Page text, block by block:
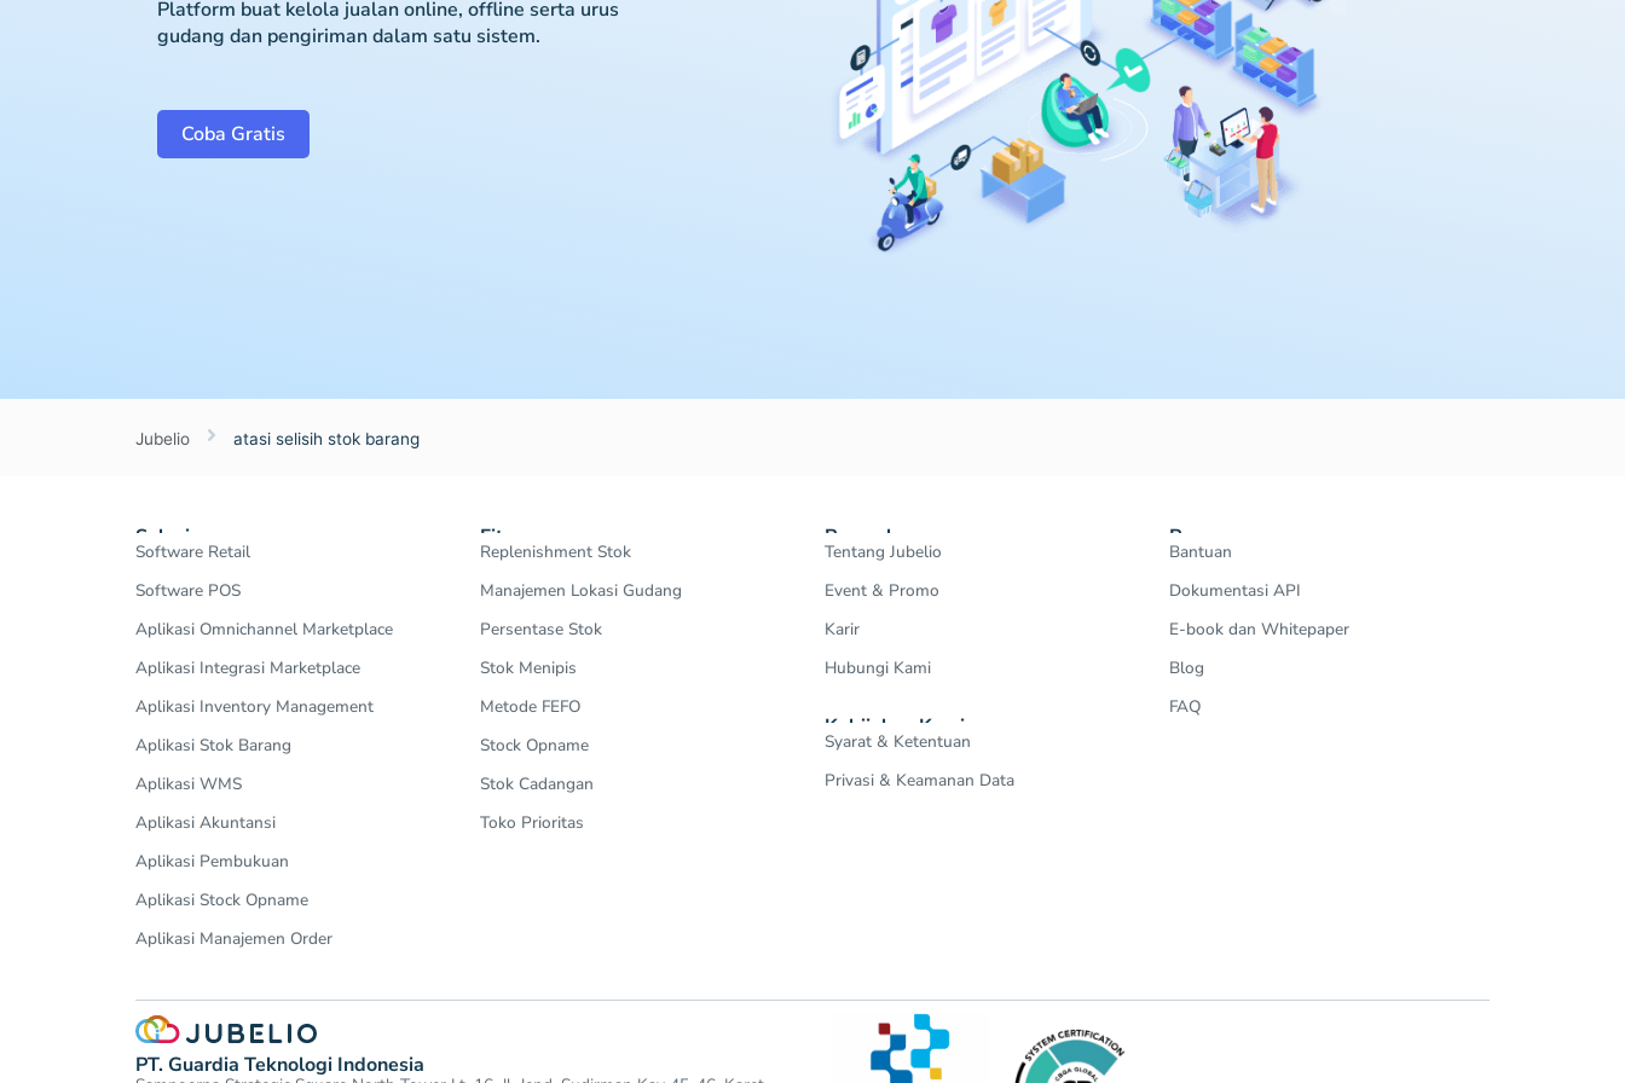
Platform buat kelola jualan online, offline serta urus
gudang dan pengiriman dalam satu sistem.
Coba Gratis
Jubelio atasi selisih stok barang
Solusi
Software Retail
Software POS
Aplikasi Omnichannel Marketplace
Aplikasi Integrasi Marketplace
Aplikasi Inventory Management
Aplikasi Stok Barang
Aplikasi WMS
Aplikasi Akuntansi
Aplikasi Pembukuan
Aplikasi Stock Opname
Aplikasi Manajemen Order
Fitur
Replenishment Stok
Manajemen Lokasi Gudang
Persentase Stok
Stok Menipis
Metode FEFO
Stock Opname
Stok Cadangan
Toko Prioritas
Perusahaan
Tentang Jubelio
Event & Promo
Karir
Hubungi Kami
Kebijakan Kami
Syarat & Ketentuan
Privasi & Keamanan Data
Resources
Bantuan
Dokumentasi API
E-book dan Whitepaper
Blog
FAQ
PT. Guardia Teknologi Indonesia